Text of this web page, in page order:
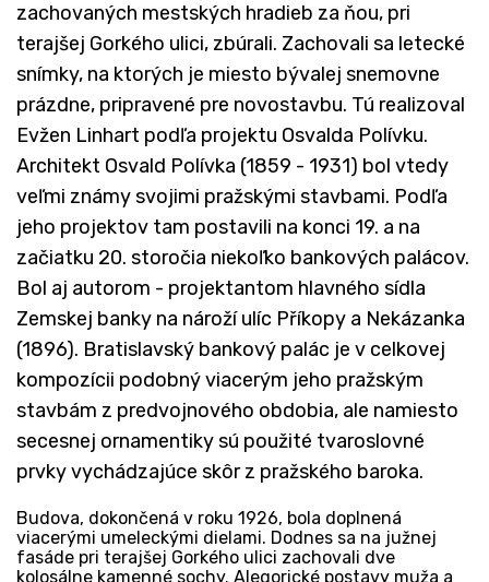
zachovaných mestských hradieb za ňou, pri
terajšej Gorkého ulici, zbúrali. Zachovali sa letecké
snímky, na ktorých je miesto bývalej snemovne
prázdne, pripravené pre novostavbu. Tú realizoval
Evžen Linhart podľa projektu Osvalda Polívku.
Architekt Osvald Polívka (1859 - 1931) bol vtedy
veľmi známy svojimi pražskými stavbami. Podľa
jeho projektov tam postavili na konci 19. a na
začiatku 20. storočia niekoľko bankových palácov.
Bol aj autorom - projektantom hlavného sídla
Zemskej banky na nároží ulíc Příkopy a Nekázanka
(1896). Bratislavský bankový palác je v celkovej
kompozícii podobný viacerým jeho pražským
stavbám z predvojnového obdobia, ale namiesto
secesnej ornamentiky sú použité tvaroslovné
prvky vychádzajúce skôr z pražského baroka.
Budova, dokončená v roku 1926, bola doplnená
viacerými umeleckými dielami. Dodnes sa na južnej
fasáde pri terajšej Gorkého ulici zachovali dve
kolosálne kamenné sochy. Alegorické postavy muža a